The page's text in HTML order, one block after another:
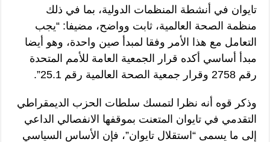
تايوان في أنشطة المنظمات الدولية، بما في ذلك
منظمة الصحة العالمية، ثابت وواضح، مضيفا: “يجب
التعامل مع هذا الأمر وفقا لمبدأ صين واحدة، وهو أيضا
مبدأ أساسي أكده قرار الجمعية العامة للأمم المتحدة
رقم 2758 وقرار جمعية الصحة العالمية رقم 25.1”.
وذكر قوه أنه نظرا لتمسك سلطات الحزب الديمقراطي
التقدمي في تايوان المتعنت بموقفها الانفصالي الداعي
إلى ما يسمى “استقلال تايوان”، فإن الأساس السياسي